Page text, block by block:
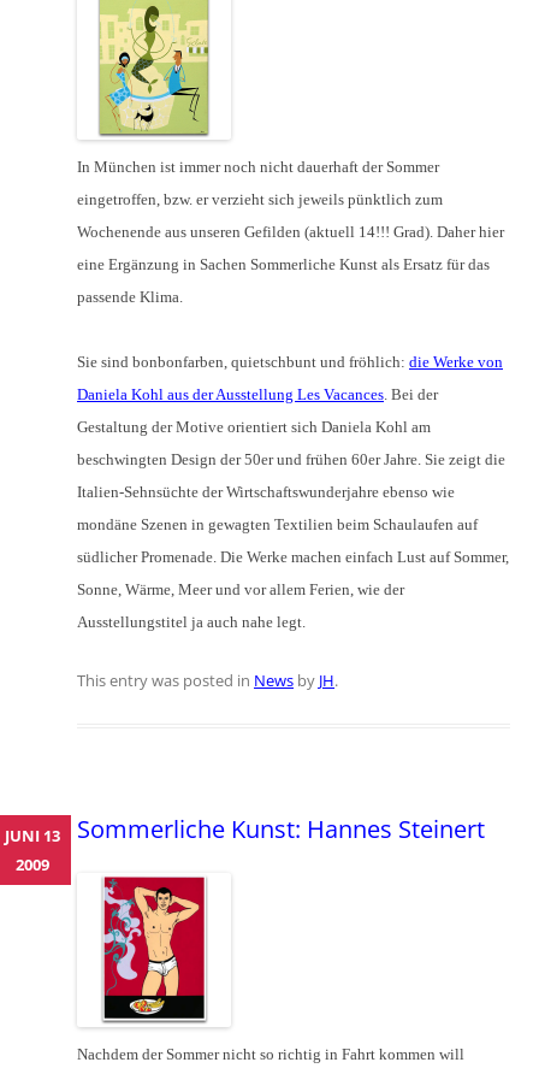
In München ist immer noch nicht dauerhaft der Sommer
eingetroffen, bzw. er verzieht sich jeweils pünktlich zum
Wochenende aus unseren Gefilden (aktuell 14!!! Grad). Daher hier
eine Ergänzung in Sachen Sommerliche Kunst als Ersatz für das
passende Klima.
Sie sind bonbonfarben, quietschbunt und fröhlich: die Werke von
Daniela Kohl aus der Ausstellung Les Vacances. Bei der
Gestaltung der Motive orientiert sich Daniela Kohl am
beschwingten Design der 50er und frühen 60er Jahre. Sie zeigt die
Italien-Sehnsüchte der Wirtschaftswunderjahre ebenso wie
mondäne Szenen in gewagten Textilien beim Schaulaufen auf
südlicher Promenade. Die Werke machen einfach Lust auf Sommer,
Sonne, Wärme, Meer und vor allem Ferien, wie der
Ausstellungstitel ja auch nahe legt.
This entry was posted in News by JH.
Sommerliche Kunst: Hannes Steinert
Nachdem der Sommer nicht so richtig in Fahrt kommen will
JUNI 13
2009